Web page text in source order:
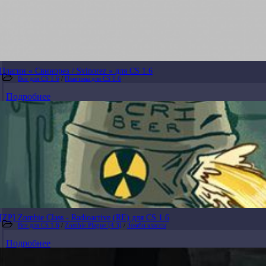
Плагин « Свинорез / Svinorez » для CS 1.6
Все для CS 1.6 / Плагины для CS 1.6
Подробнее
[ZP] Zombie Class - Radioactive (RE) для CS 1.6
Все для CS 1.6 / Zombie Plague [4.3] / Зомби классы
Подробнее